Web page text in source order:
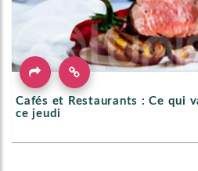
Cafés et Restaurants : Ce qui
ce jeudi